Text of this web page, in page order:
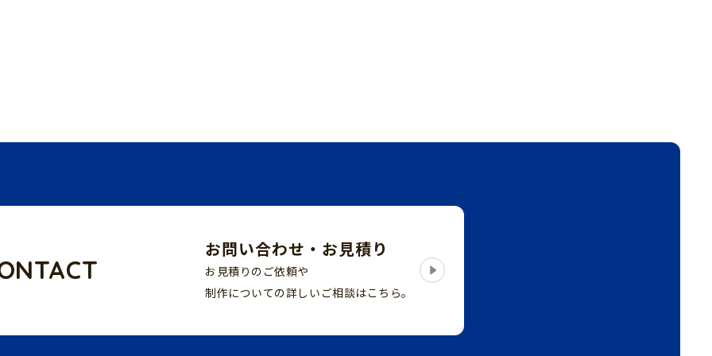
お問い合わせ・お見積り
お見積りのご依頼や
制作についての詳しいご相談はこちら。